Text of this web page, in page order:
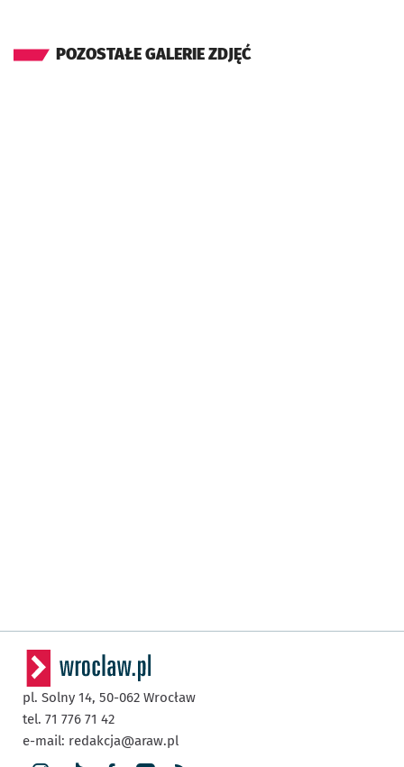
POZOSTAŁE GALERIE ZDJĘĆ
pl. Solny 14, 50-062 Wrocław
tel. 71 776 71 42
e-mail: redakcja@araw.pl